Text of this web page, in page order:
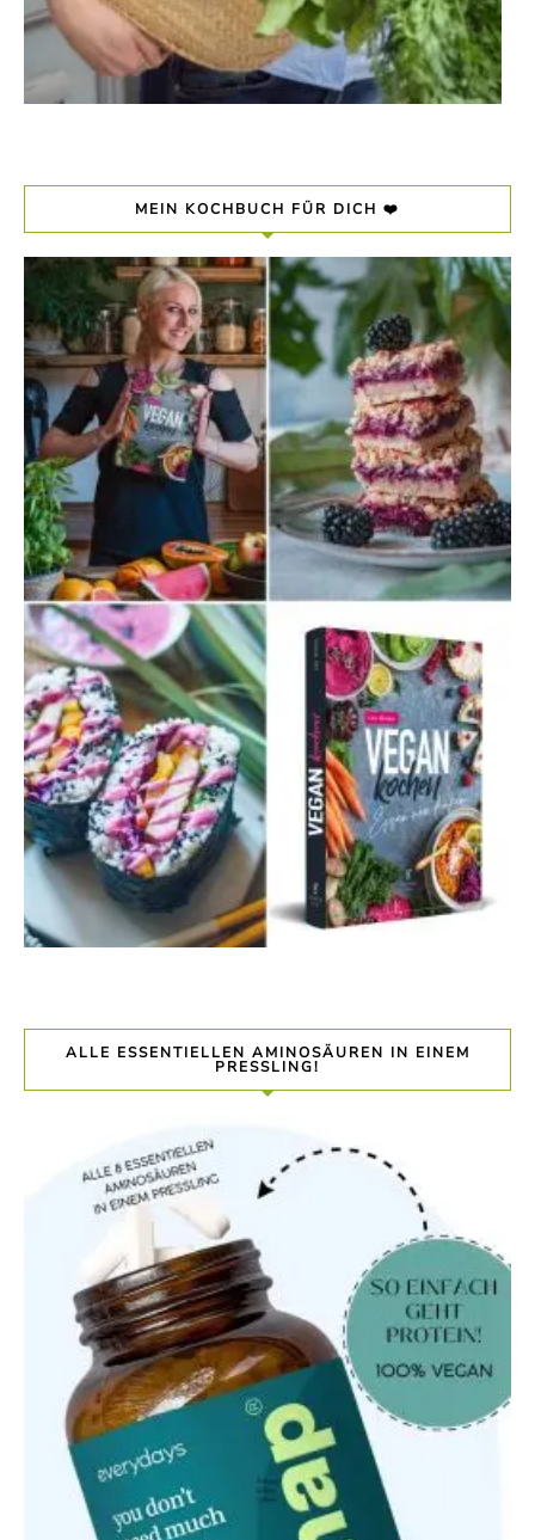
MEIN KOCHBUCH FÜR DICH ❤️
ALLE ESSENTIELLEN AMINOSÄUREN IN EINEM
PRESSLING!